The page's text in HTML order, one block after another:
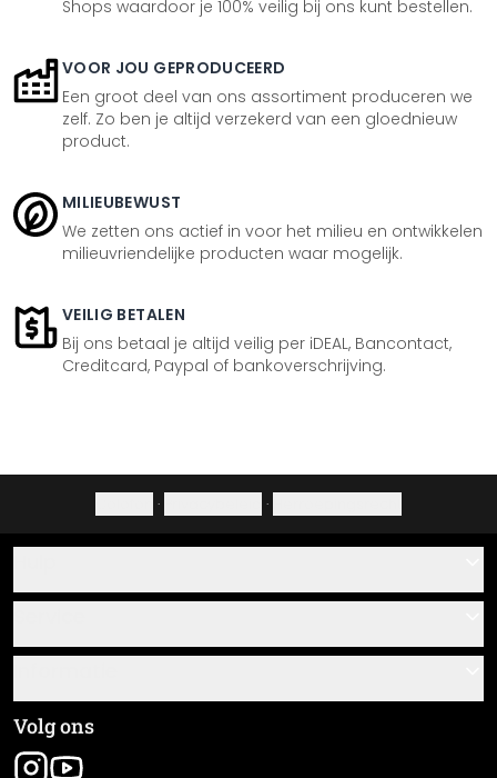
Shops waardoor je 100% veilig bij ons kunt bestellen.
VOOR JOU GEPRODUCEERD
Een groot deel van ons assortiment produceren we
zelf. Zo ben je altijd verzekerd van een gloednieuw
product.
MILIEUBEWUST
We zetten ons actief in voor het milieu en ontwikkelen
milieuvriendelijke producten waar mogelijk.
VEILIG BETALEN
Bij ons betaal je altijd veilig per iDEAL, Bancontact,
Creditcard, Paypal of bankoverschrijving.
· ·
Over ons
Plak- en montagehandleidingen
Materiaaloverzicht
Algemene voorwaarden
Colofon
Volg ons